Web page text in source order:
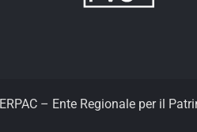
ERPAC – Ente Regionale per il